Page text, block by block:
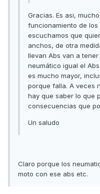
Gracias. Es asi,
funcionamiento de
escuchamos que
anchos, de otra
llevan Abs van a
neumático igual el
es mucho mayor,
porque falla. A veces
hay que saber lo que
consecuencias que
Un saludo
Claro porque los
moto con ese abs etc.